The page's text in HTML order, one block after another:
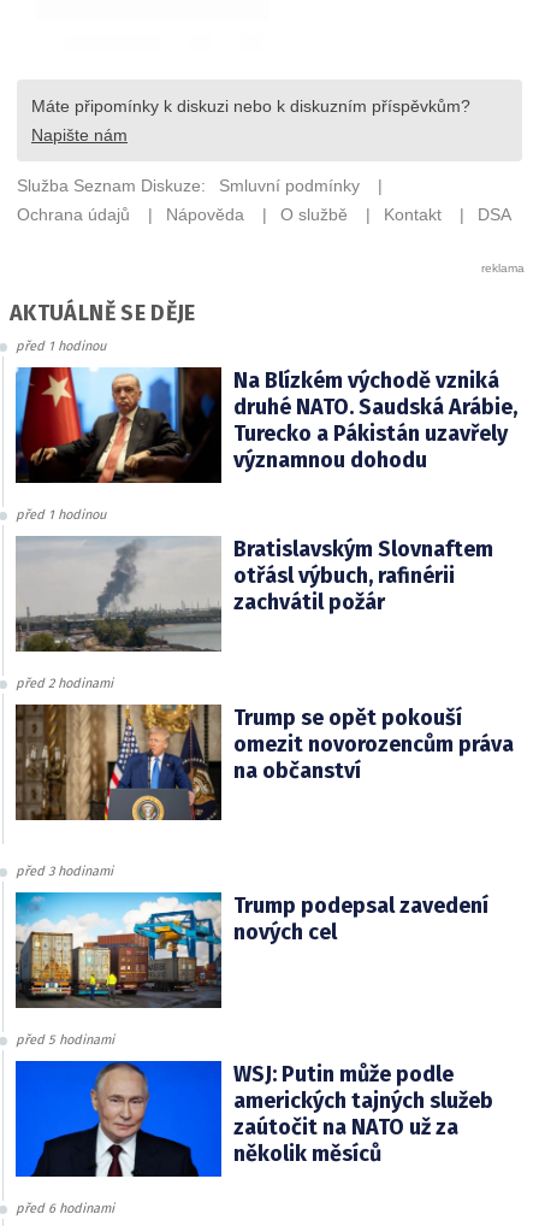
AKTUÁLNĚ SE DĚJE
před 1 hodinou
Na Blízkém východě vzniká
druhé NATO. Saudská Arábie,
Turecko a Pákistán uzavřely
významnou dohodu
před 1 hodinou
Bratislavským Slovnaftem
otřásl výbuch, rafinérii
zachvátil požár
před 2 hodinami
Trump se opět pokouší
omezit novorozencům práva
na občanství
před 3 hodinami
Trump podepsal zavedení
nových cel
před 5 hodinami
WSJ: Putin může podle
amerických tajných služeb
zaútočit na NATO už za
několik měsíců
před 6 hodinami